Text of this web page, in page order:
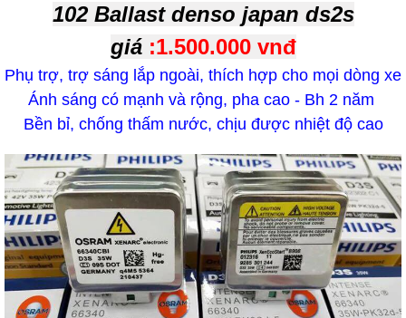
102 Ballast denso japan ds2s
giá :1.500.000 vnđ
Phụ trợ, trợ sáng lắp ngoài, thích hợp cho mọi dòng xe
Ánh sáng có mạnh và rộng, pha cao - Bh 2 năm
Bền bỉ, chống thấm nước, chịu được nhiệt độ cao